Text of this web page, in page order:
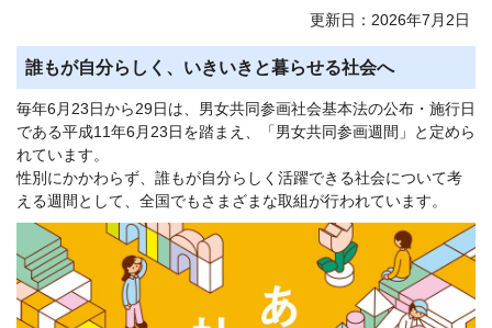
更新日：2026年7月2日
誰もが自分らしく、いきいきと暮らせる社会へ
毎年6月23日から29日は、男女共同参画社会基本法の公布・施行日
である平成11年6月23日を踏まえ、「男女共同参画週間」と定めら
れています。
性別にかかわらず、誰もが自分らしく活躍できる社会について考
える週間として、全国でもさまざまな取組が行われています。